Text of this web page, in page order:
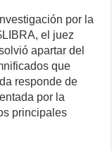
e
gr
a
m
p
y
Li
n
k
ar
e
por la
el juez
apartar del
que
responde de
por la
principales